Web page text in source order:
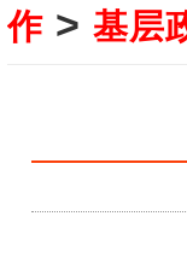
作 > 基层